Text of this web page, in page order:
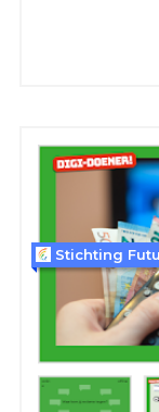
Stichting